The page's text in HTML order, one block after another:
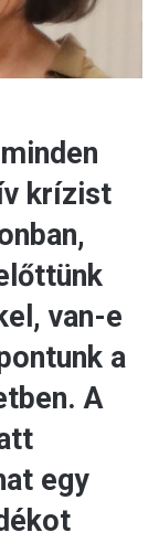
krízist
van-e
a
A
egy